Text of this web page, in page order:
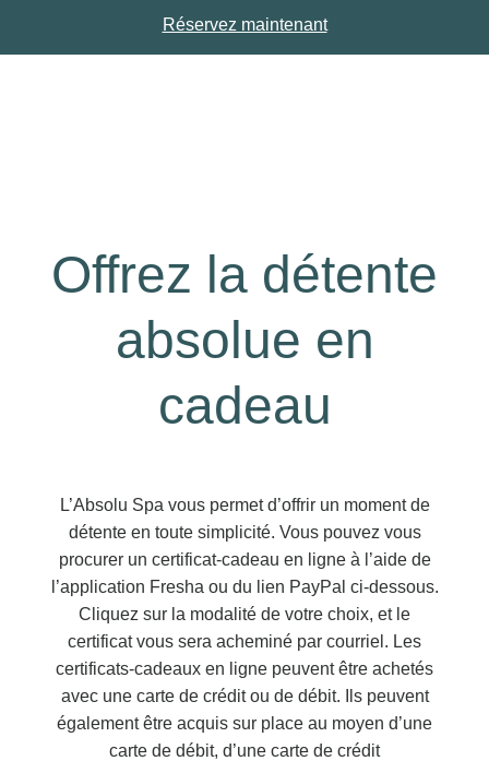
Réservez maintenant
Offrez la détente
absolue en
cadeau
L’Absolu Spa vous permet d’offrir un moment de
détente en toute simplicité. Vous pouvez vous
procurer un certificat-cadeau en ligne à l’aide de
l’application Fresha ou du lien PayPal ci-dessous.
Cliquez sur la modalité de votre choix, et le
certificat vous sera acheminé par courriel. Les
certificats-cadeaux en ligne peuvent être achetés
avec une carte de crédit ou de débit. Ils peuvent
également être acquis sur place au moyen d’une
carte de débit, d’une carte de crédit